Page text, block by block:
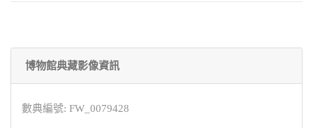
博物館典藏影像資訊
數典編號: FW_0079428